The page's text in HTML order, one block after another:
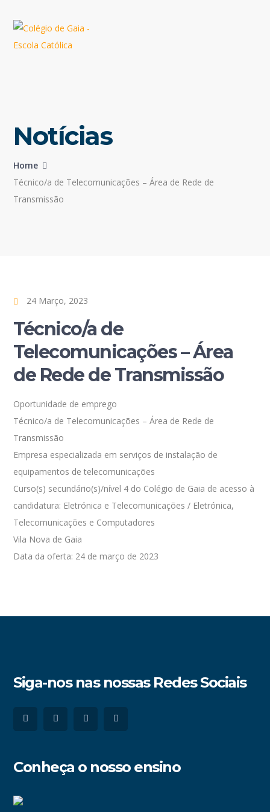
Notícias
Home
Técnico/a de Telecomunicações – Área de Rede de
Transmissão
24 Março, 2023
Técnico/a de
Telecomunicações – Área
de Rede de Transmissão
Oportunidade de emprego
Técnico/a de Telecomunicações – Área de Rede de
Transmissão
Empresa especializada em serviços de instalação de
equipamentos de telecomunicações
Curso(s) secundário(s)/nível 4 do Colégio de Gaia de acesso à
candidatura: Eletrónica e Telecomunicações / Eletrónica,
Telecomunicações e Computadores
Vila Nova de Gaia
Data da oferta: 24 de março de 2023
Siga-nos nas nossas Redes Sociais
Conheça o nosso ensino